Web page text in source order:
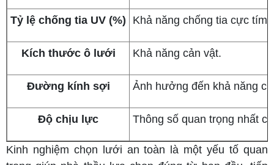
Tỷ lệ chống tia UV (%) Khả năng chống tia cực
Kích thước ô lưới Khả năng cản vật.
Đường kính sợi Ảnh hưởng đến khả năng
Độ chịu lực Thông số quan trọng nhất
Kinh nghiệm chọn lưới an toàn là một yếu tố quan